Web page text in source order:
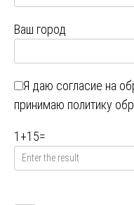
Ваш город
Я даю согласие на
принимаю политику
1 +15=